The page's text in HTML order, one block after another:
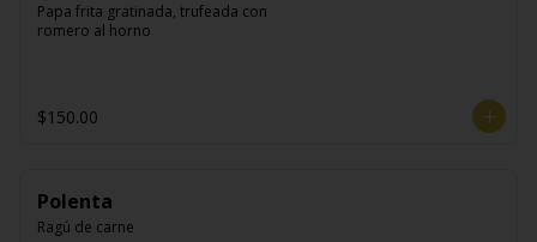
Papa frita gratinada, trufeada con
romero al horno
$150.00
Polenta
Ragú de carne